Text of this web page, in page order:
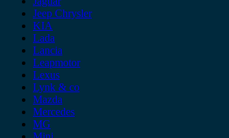
Jeep Chrysler
KIA
Lada
Lancia
Leapmotor
Lexus
Lynk & co
Mazda
Mercedes
MG